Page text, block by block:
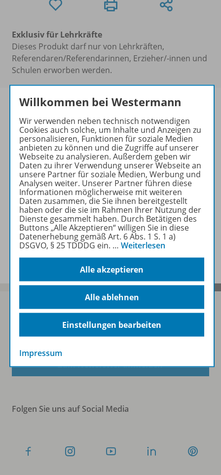
Exklusiv für Lehrkräfte
Dieses Produkt darf nur von Lehrkräften,
Referendaren/Referendarinnen, Erzieher/-innen und
Schulen erworben werden.
Produktinformationen
Beschreibung
Zugehörige Produkte
Benachrichtigungs-Service
Sofort profitieren
Zum Newsletter anmelden
Folgen Sie uns auf Social Media
Willkommen bei Westermann
Wir verwenden neben technisch notwendigen
Cookies auch solche, um Inhalte und Anzeigen zu
personalisieren, Funktionen für soziale Medien
anbieten zu können und die Zugriffe auf unserer
Webseite zu analysieren. Außerdem geben wir
Daten zu ihrer Verwendung unserer Webseite an
unsere Partner für soziale Medien, Werbung und
Analysen weiter. Unserer Partner führen diese
Informationen möglicherweise mit weiteren
Daten zusammen, die Sie ihnen bereitgestellt
haben oder die sie im Rahmen Ihrer Nutzung der
Dienste gesammelt haben. Durch Betätigen des
Buttons „Alle Akzeptieren“ willigen Sie in diese
Datenerhebung gemäß Art. 6 Abs. 1 S. 1 a)
DSGVO, § 25 TDDDG ein. … Weiterlesen
Alle akzeptieren
Alle ablehnen
Einstellungen bearbeiten
Impressum